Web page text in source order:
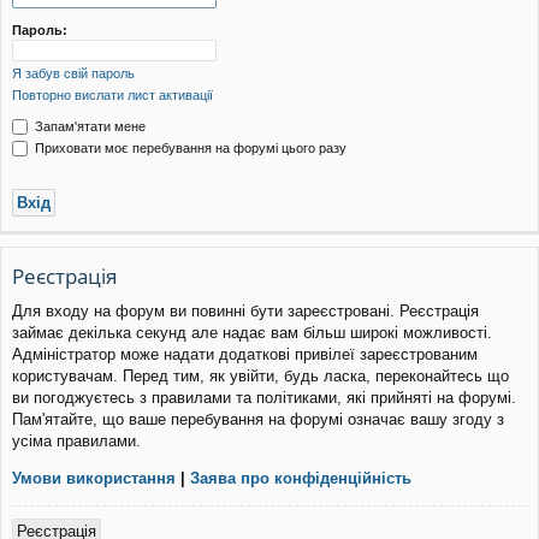
уп
Пароль:
Я забув свій пароль
Повторно вислати лист активації
Запам'ятати мене
Приховати моє перебування на форумі цього разу
Реєстрація
Для входу на форум ви повинні бути зареєстровані. Реєстрація
займає декілька секунд але надає вам більш широкі можливості.
Адміністратор може надати додаткові привілеї зареєстрованим
користувачам. Перед тим, як увійти, будь ласка, переконайтесь що
ви погоджуєтесь з правилами та політиками, які прийняті на форумі.
Пам'ятайте, що ваше перебування на форумі означає вашу згоду з
усіма правилами.
Умови використання | Заява про конфіденційність
Реєстрація